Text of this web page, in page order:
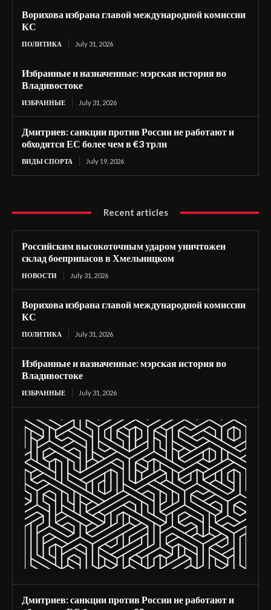
Ворихова избрана главой международной комиссии
КС
ПОЛИТИКА July 31, 2026
Избранные и назначенные: мэрская история во
Владивостоке
ИЗБРАННЫЕ July 31, 2026
Дмитриев: санкции против России не работают и
обходятся ЕС более чем в €3 трлн
ВИДЫ СПОРТА July 19, 2026
Recent articles
Российским высокоточным ударом уничтожен
склад боеприпасов в Хмельницком
НОВОСТИ July 31, 2026
Ворихова избрана главой международной комиссии
КС
ПОЛИТИКА July 31, 2026
Избранные и назначенные: мэрская история во
Владивостоке
ИЗБРАННЫЕ July 31, 2026
Дмитриев: санкции против России не работают и